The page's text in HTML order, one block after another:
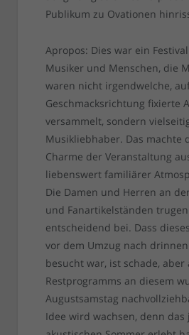
Publikum zu Ovationen
Apropos: Dies war ein
Musiker und Menschen, die
waren nicht irgendwelche,
Geschmacksrichtung fixierte
versammelt, sondern
Musikliebhaber. Das machte
Charme der Veranstaltung
liebenswert familiärer
Die Damen und Herren an
und Fanartikelständen
entscheidend bei. Dass
vor dem Umzug nach
besucht war, ist schade, aber
Restprogramms an diesem
Augustsamstag
Idee wird wachsen, denn